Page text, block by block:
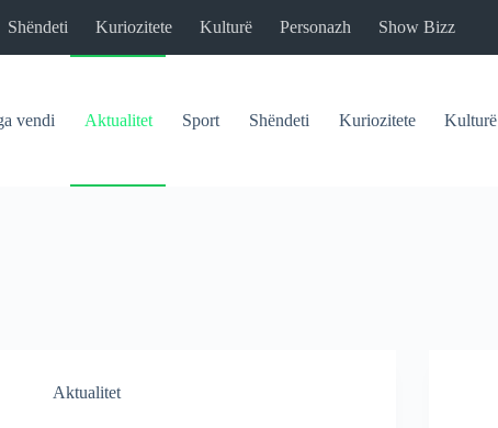
Shëndeti Kuriozitete Kulturë Personazh Show Bizz
vendi Aktualitet Sport Shëndeti Kuriozitete Kulturë
Aktualitet